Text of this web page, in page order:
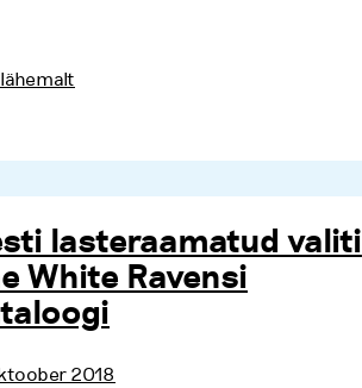
lasteraamatud valiti
White Ravensi
2018